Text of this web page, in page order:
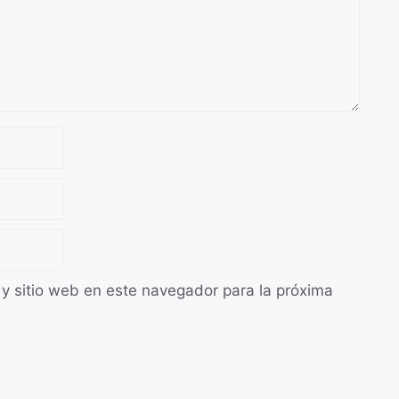
sitio web en este navegador para la próxima